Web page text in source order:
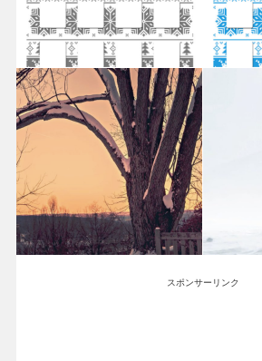
スポンサーリンク